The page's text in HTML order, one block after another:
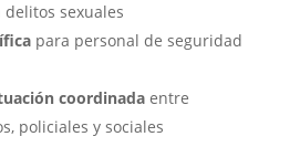
sexuales
para personal de seguridad
coordinadaentre
policiales y sociales